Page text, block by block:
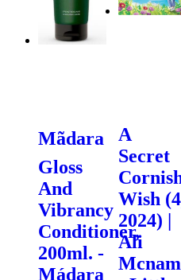
Mãdara
Gloss
And
Vibrancy
Conditioner,
200ml. -
Mádara
A
Secret
Wish
2024) |
Ali